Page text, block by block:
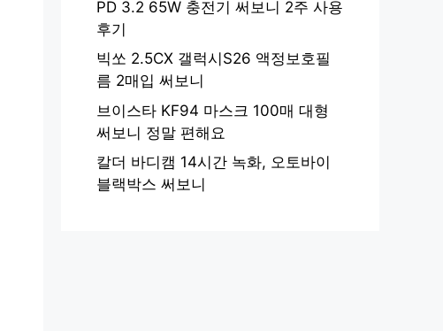
PD 3.2 65W 충전기 써보니 2주 사용
후기
빅쏘 2.5CX 갤럭시S26 액정보호필
름 2매입 써보니
브이스타 KF94 마스크 100매 대형
써보니 정말 편해요
칼더 바디캠 14시간 녹화, 오토바이
블랙박스 써보니